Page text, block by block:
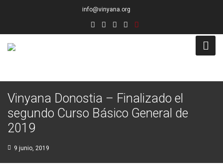
info@vinyana.org
Conócenos
Socios Fundadores
Junta Directiva
Vinyana Donostia – Finalizado el
segundo Curso Básico General de
2019
9 junio, 2019